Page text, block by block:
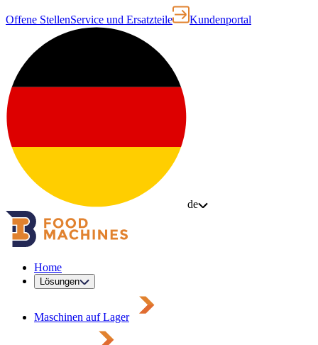
Offene StellenService und Ersatzteile Kundenportal
de
Home
Lösungen
Maschinen auf Lager